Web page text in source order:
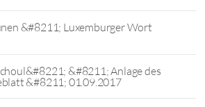
&#8211; Luxemburger Wort
&#8211; Anlage des
&#8211; 01.09.2017